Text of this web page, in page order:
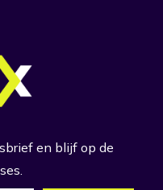
en blijf op de